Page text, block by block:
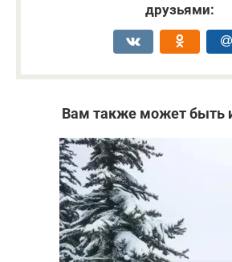
друзьями:
Вам также может быть